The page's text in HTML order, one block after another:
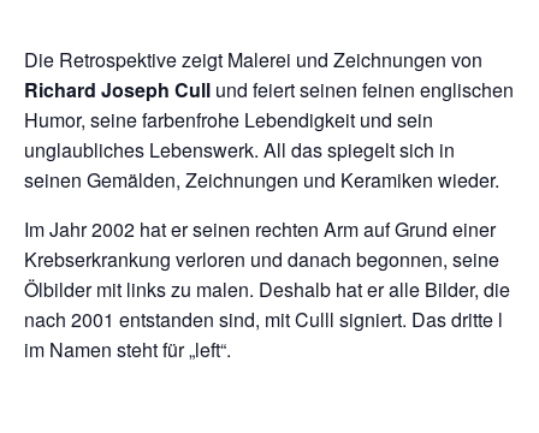
Die Retrospektive zeigt Malerei und Zeichnungen von
Richard Joseph Cull und feiert seinen feinen englischen
Humor, seine farbenfrohe Lebendigkeit und sein
unglaubliches Lebenswerk. All das spiegelt sich in
seinen Gemälden, Zeichnungen und Keramiken wieder.
Im Jahr 2002 hat er seinen rechten Arm auf Grund einer
Krebserkrankung verloren und danach begonnen, seine
Ölbilder mit links zu malen. Deshalb hat er alle Bilder, die
nach 2001 entstanden sind, mit Culll signiert. Das dritte l
im Namen steht für „left“.